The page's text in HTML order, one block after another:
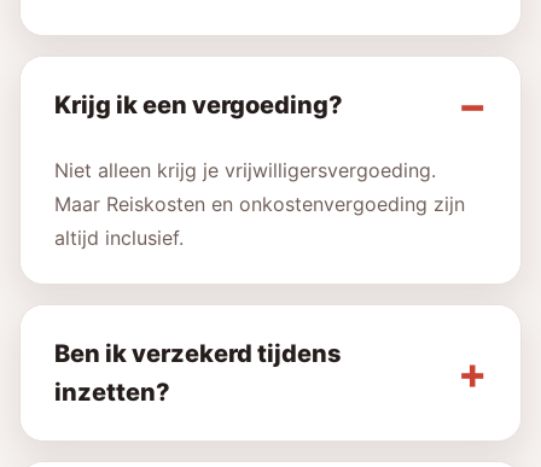
Krijg ik een vergoeding?
Niet alleen krijg je vrijwilligersvergoeding.
Maar Reiskosten en onkostenvergoeding zijn
altijd inclusief.
Ben ik verzekerd tijdens
inzetten?